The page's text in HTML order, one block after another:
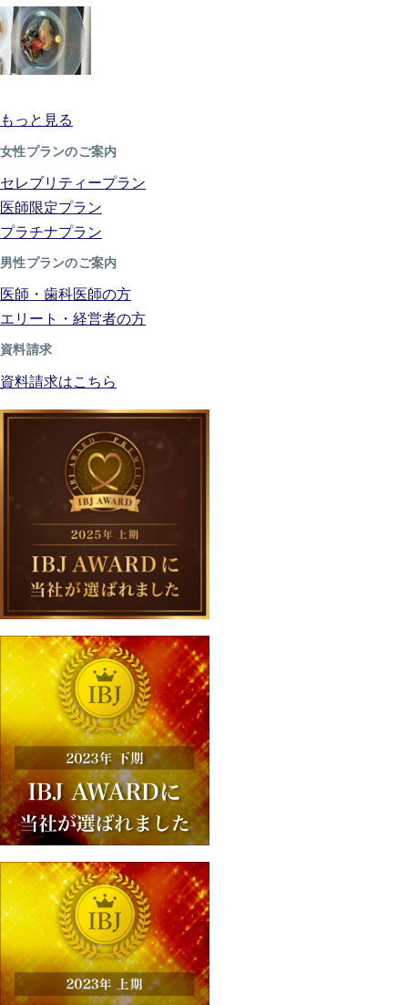
もっと見る
女性プランのご案内
セレブリティープラン
医師限定プラン
プラチナプラン
男性プランのご案内
医師・歯科医師の方
エリート・経営者の方
資料請求
資料請求はこちら